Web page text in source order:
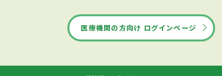
医療機関の方向け ログインページ